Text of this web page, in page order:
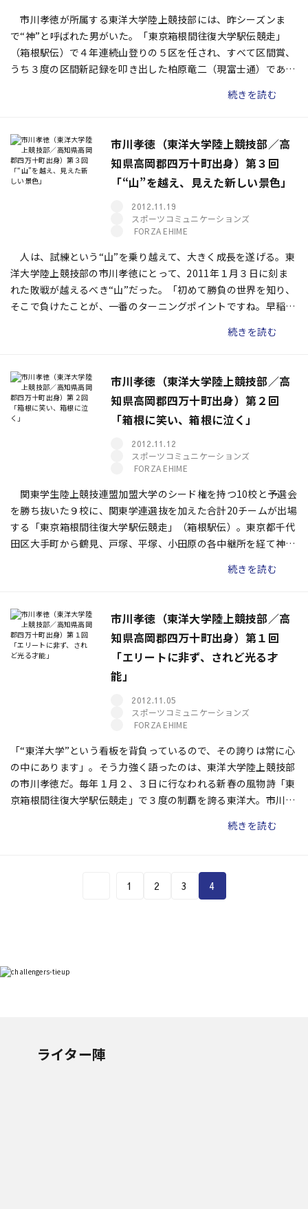
市川孝徳が所属する東洋大学陸上競技部には、昨シーズンま
で“神”と呼ばれた男がいた。「東京箱根間往復大学駅伝競走」
（箱根駅伝）で４年連続山登りの５区を任され、すべて区間賞、
うち３度の区間新記録を叩き出した柏原竜二（現富士通）であ
ものだ。その絶対的なエース、“山の神”が抜け、市川ら新チーム
続きを読む
市川孝徳（東洋大学陸上競技部／高
知県高岡郡四万十町出身）第３回
「“山”を越え、見えた新しい景色」
2012.11.19
スポーツコミュニケーションズ
FORZA EHIME
人は、試練という“山”を乗り越えて、大きく成長を遂げる。東
洋大学陸上競技部の市川孝徳にとって、2011年１月３日に刻ま
れた敗戦が越えるべき“山”だった。「初めて勝負の世界を知り、
そこで負けたことが、一番のターニングポイントですね。早稲田
のが、率直な気持ちです」と、市川が振り返る２年生時の「東京
感した彼は、「変わらなくてはいけない」との思いを強くしてい
た。３年生のシーズンは、市川のランナーとしての分水嶺となっ
た。
続きを読む
市川孝徳（東洋大学陸上競技部／高
知県高岡郡四万十町出身）第２回
「箱根に笑い、箱根に泣く」
2012.11.12
スポーツコミュニケーションズ
FORZA EHIME
関東学生陸上競技連盟加盟大学のシード権を持つ10校と予選会
を勝ち抜いた９校に、関東学連選抜を加えた合計20チームが出場
する「東京箱根間往復大学駅伝競走」（箱根駅伝）。東京都千代
田区大手町から鶴見、戸塚、平塚、小田原の各中継所を経て神奈
キロである。“学生三大駅伝”（箱根駅伝、10月の「出雲全日本大
の中でも最も長く、そして注目度の高い“箱根”の舞台に立つこと
を夢見て、大学の門を叩く者は多い。東洋大学陸上競技部の市川
孝徳もそのひとりだ。
続きを読む
市川孝徳（東洋大学陸上競技部／高
知県高岡郡四万十町出身）第１回
「エリートに非ず、されど光る才
能」
2012.11.05
スポーツコミュニケーションズ
FORZA EHIME
「“東洋大学”という看板を背負っているので、その誇りは常に心
の中にあります」。そう力強く語ったのは、東洋大学陸上競技部
の市川孝徳だ。毎年１月２、３日に行なわれる新春の風物詩「東
京箱根間往復大学駅伝競走」で３度の制覇を誇る東洋大。市川は
駅伝主将を務め、東洋大の中心的存在となっている市川だが、こ
続きを読む
1 2 3 4
ライター陣